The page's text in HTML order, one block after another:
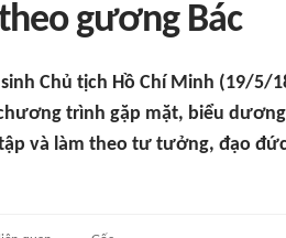
gương Bác
Chủ tịch Hồ Chí Minh (19/5/
trình gặp mặt, biểu
và làm theo tư tưởng, đạo